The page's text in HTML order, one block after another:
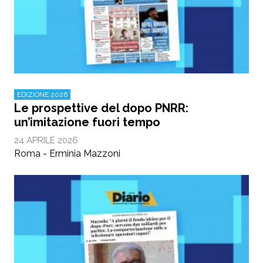
EDIZIONE 2026
Le prospettive del dopo PNRR:
un’imitazione fuori tempo
24 APRILE 2026
Roma - Erminia Mazzoni